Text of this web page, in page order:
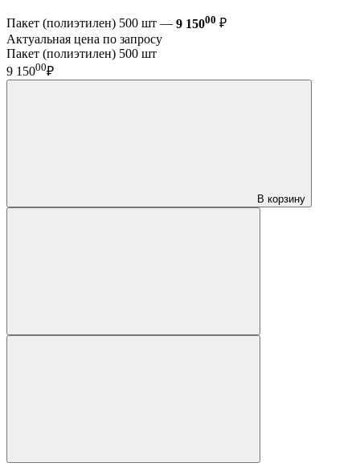
Пакет (полиэтилен) 500 шт — 9 15000 ₽
Актуальная цена по запросу
Пакет (полиэтилен) 500 шт
9 15000₽
В корзину